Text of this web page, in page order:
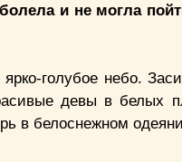
и не могла
голубое небо.
девы в белых
в белоснежном